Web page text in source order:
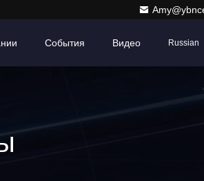
События Видео Russian